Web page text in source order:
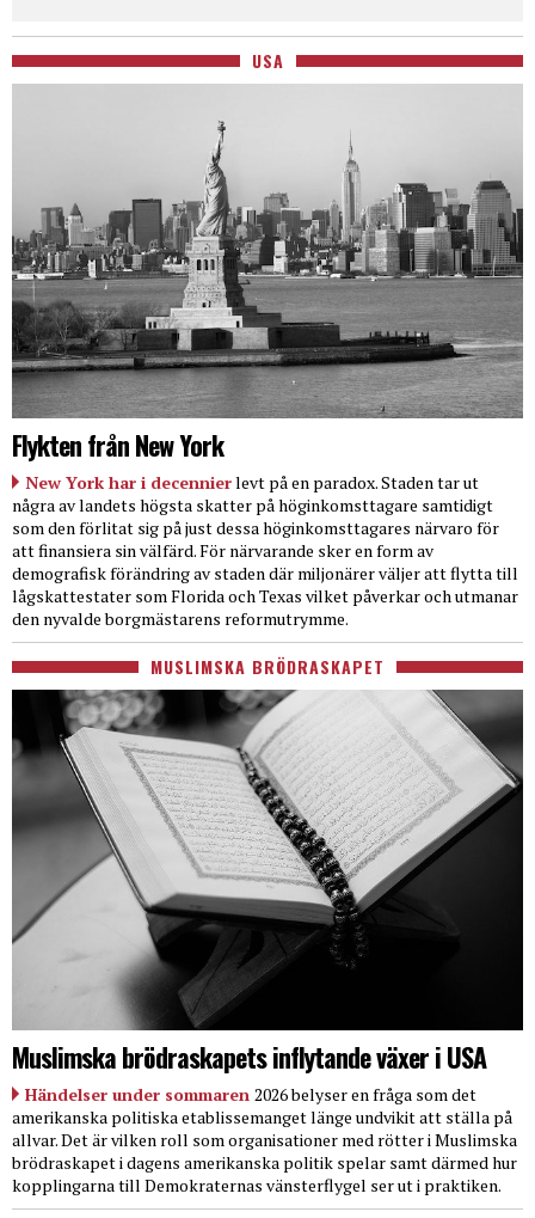
USA
Flykten från New York
New York har i decennierlevt på en paradox. Staden tar ut
några av landets högsta skatter på höginkomsttagare samtidigt
som den förlitat sig på just dessa höginkomsttagares närvaro för
att finansiera sin välfärd. För närvarande sker en form av
demografisk förändring av staden där miljonärer väljer att flytta till
lågskattestater som Florida och Texas vilket påverkar och utmanar
den nyvalde borgmästarens reformutrymme.
MUSLIMSKA BRÖDRASKAPET
Muslimska brödraskapets inflytande växer i USA
Händelser under sommaren 2026 belyser en fråga som det
amerikanska politiska etablissemanget länge undvikit att ställa på
allvar. Det är vilken roll som organisationer med rötter i Muslimska
brödraskapet i dagens amerikanska politik spelar samt därmed hur
kopplingarna till Demokraternas vänsterflygel ser ut i praktiken.